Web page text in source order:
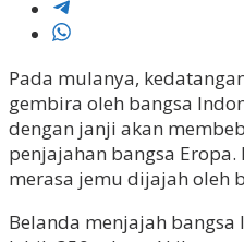
Pada mulanya,
gembira oleh bangsa
dengan janji akan
penjajahan bangsa Eropa.
merasa jemu dijajah oleh
Belanda menjajah